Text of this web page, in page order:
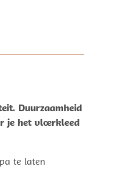
Duurzaamheid
je het vloerkleed
te laten